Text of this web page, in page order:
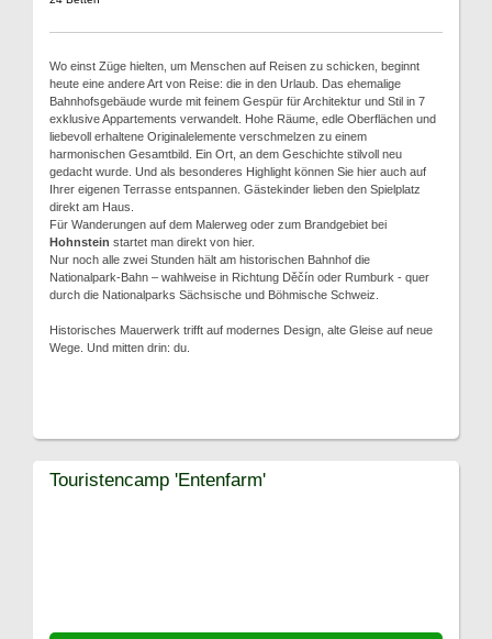
Wo einst Züge hielten, um Menschen auf Reisen zu schicken, beginnt
heute eine andere Art von Reise: die in den Urlaub. Das ehemalige
Bahnhofsgebäude wurde mit feinem Gespür für Architektur und Stil in 7
exklusive Appartements verwandelt. Hohe Räume, edle Oberflächen und
liebevoll erhaltene Originalelemente verschmelzen zu einem
harmonischen Gesamtbild. Ein Ort, an dem Geschichte stilvoll neu
gedacht wurde. Und als besonderes Highlight können Sie hier auch auf
Ihrer eigenen Terrasse entspannen. Gästekinder lieben den Spielplatz
direkt am Haus.
Für Wanderungen auf dem Malerweg oder zum Brandgebiet bei
Hohnstein startet man direkt von hier.
Nur noch alle zwei Stunden hält am historischen Bahnhof die
Nationalpark-Bahn – wahlweise in Richtung Děčín oder Rumburk - quer
durch die Nationalparks Sächsische und Böhmische Schweiz.
Historisches Mauerwerk trifft auf modernes Design, alte Gleise auf neue
Wege. Und mitten drin: du.
Touristencamp 'Entenfarm'